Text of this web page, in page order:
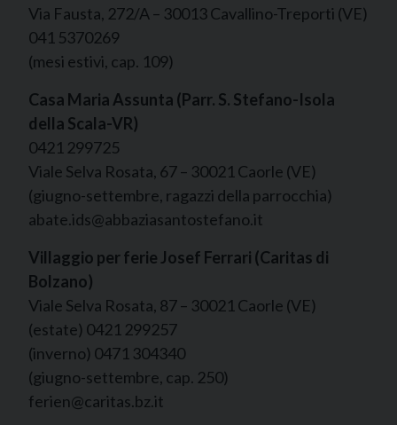
Via Fausta, 272/A – 30013 Cavallino-Treporti (VE)
041 5370269
(mesi estivi, cap. 109)
Casa Maria Assunta (Parr. S. Stefano-Isola
della Scala-VR)
0421 299725
Viale Selva Rosata, 67 – 30021 Caorle (VE)
(giugno-settembre, ragazzi della parrocchia)
abate.ids@abbaziasantostefano.it
Villaggio per ferie Josef Ferrari (Caritas di
Bolzano)
Viale Selva Rosata, 87 – 30021 Caorle (VE)
(estate) 0421 299257
(inverno) 0471 304340
(giugno-settembre, cap. 250)
ferien@caritas.bz.it